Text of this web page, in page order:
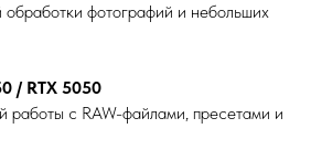
обработки фотографий и небольших
/ RTX 5050
работы с RAW-файлами, пресетами и